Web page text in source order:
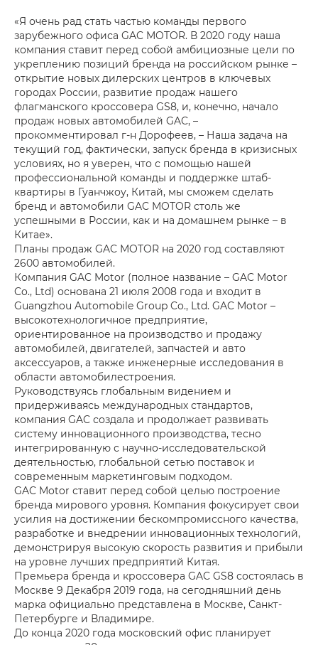
«Я очень рад стать частью команды первого
зарубежного офиса GAC MOTOR. В 2020 году наша
компания ставит перед собой амбициозные цели по
укреплению позиций бренда на российском рынке –
открытие новых дилерских центров в ключевых
городах России, развитие продаж нашего
флагманского кроссовера GS8, и, конечно, начало
продаж новых автомобилей GAC, –
прокомментировал г-н Дорофеев, – Наша задача на
текущий год, фактически, запуск бренда в кризисных
условиях, но я уверен, что с помощью нашей
профессиональной команды и поддержке штаб-
квартиры в Гуанчжоу, Китай, мы сможем сделать
бренд и автомобили GAC MOTOR столь же
успешными в России, как и на домашнем рынке – в
Китае».
Планы продаж GAC MOTOR на 2020 год составляют
2600 автомобилей.
Компания GAC Motor (полное название – GAC Motor
Co., Ltd) основана 21 июля 2008 года и входит в
Guangzhou Automobile Group Co., Ltd. GAC Motor –
высокотехнологичное предприятие,
ориентированное на производство и продажу
автомобилей, двигателей, запчастей и авто
аксессуаров, а также инженерные исследования в
области автомобилестроения.
Руководствуясь глобальным видением и
придерживаясь международных стандартов,
компания GAC создала и продолжает развивать
систему инновационного производства, тесно
интегрированную с научно-исследовательской
деятельностью, глобальной сетью поставок и
современным маркетинговым подходом.
GAC Motor ставит перед собой целью построение
бренда мирового уровня. Компания фокусирует свои
усилия на достижении бескомпромиссного качества,
разработке и внедрении инновационных технологий,
демонстрируя высокую скорость развития и прибыли
на уровне лучших предприятий Китая.
Премьера бренда и кроссовера GAC GS8 состоялась в
Москве 9 Декабря 2019 года, на сегодняшний день
марка официально представлена в Москве, Санкт-
Петербурге и Владимире.
До конца 2020 года московский офис планирует